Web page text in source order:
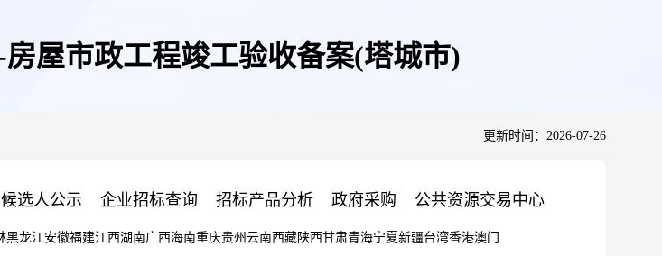
屋市政工程竣工验收备案(塔城市)
更新时间：2026-07-26
候选人公示 企业招标查询 招标产品分析 政府采购 公共资源交易中心
黑龙江安徽福建江西湖南广西海南重庆贵州 云南西藏陕西甘肃青海宁夏新疆台湾香港澳门